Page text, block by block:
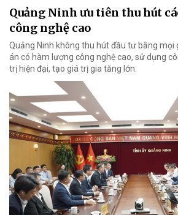
Quảng Ninh ưu tiên thu hút
công nghệ cao
Quảng Ninh không thu hút đầu tư bằng mọi
án có hàm lượng công nghệ cao, sử dụng
trị hiện đại, tạo giá trị gia tăng lớn.